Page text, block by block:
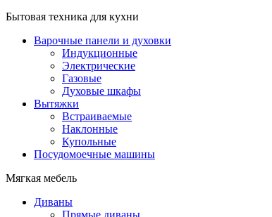
Бытовая техника для кухни
Варочные панели и духовки
Индукционные
Электрические
Газовые
Духовые шкафы
Вытяжки
Встраиваемые
Наклонные
Купольные
Посудомоечные машины
Мягкая мебель
Диваны